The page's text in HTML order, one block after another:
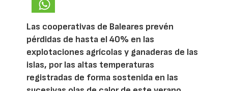
Las cooperativas de Baleares prevén
pérdidas de hasta el 40% en las
explotaciones agrícolas y ganaderas de las
islas, por las altas temperaturas
registradas de forma sostenida en las